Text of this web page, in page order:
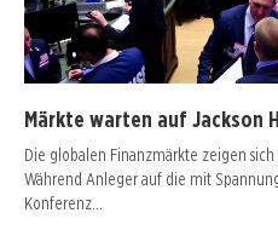
Märkte warten auf Jackson
Die globalen Finanzmärkte zeigen
Während Anleger auf die mit
Konferenz…